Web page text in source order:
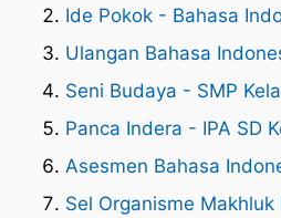
Ide Pokok - Bahasa
Ulangan Bahasa
Seni Budaya - SMP
Panca Indera - IPA SD
Asesmen Bahasa
Sel Organisme